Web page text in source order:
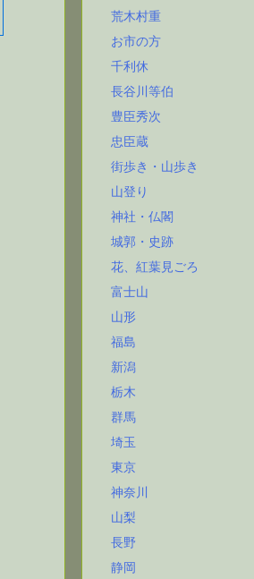
荒木村重
お市の方
千利休
長谷川等伯
豊臣秀次
忠臣蔵
街歩き・山歩き
山登り
神社・仏閣
城郭・史跡
花、紅葉見ごろ
富士山
山形
福島
新潟
栃木
群馬
埼玉
東京
神奈川
山梨
長野
静岡